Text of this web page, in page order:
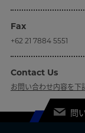
Fax
+62 21 7884 5551
Contact Us
お問い合わせ内容を下
問